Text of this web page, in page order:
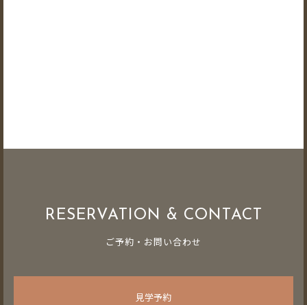
RESERVATION & CONTACT
ご予約・お問い合わせ
見学予約